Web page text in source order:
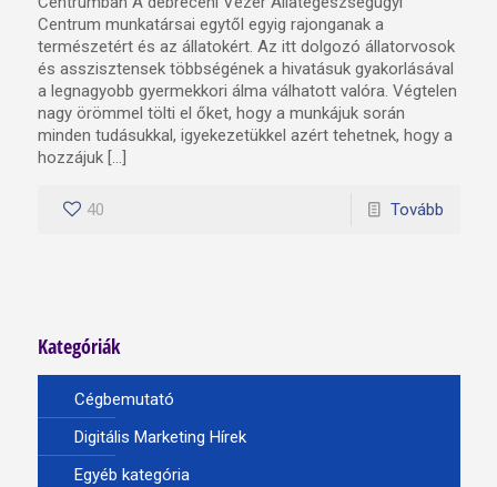
Centrum munkatársai egytől egyig rajonganak a
természetért és az állatokért. Az itt dolgozó állatorvosok
és asszisztensek többségének a hivatásuk gyakorlásával
a legnagyobb gyermekkori álma válhatott valóra. Végtelen
nagy örömmel tölti el őket, hogy a munkájuk során
minden tudásukkal, igyekezetükkel azért tehetnek, hogy a
hozzájuk […]
40 Tovább
Kategóriák
Cégbemutató
Digitális Marketing Hírek
Egyéb kategória